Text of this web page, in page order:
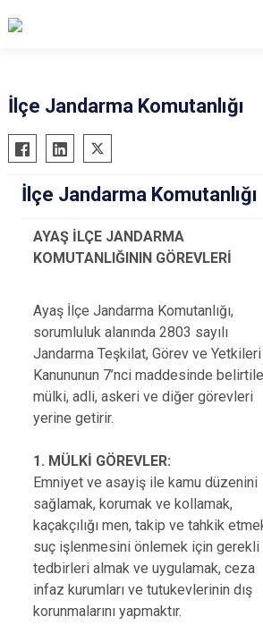
Akyurt
Altındağ
Beypazarı
Çankaya
Çubuk
Elmadağ
Etimesgut
Evren
Güdül
Nallıhan
Polatlı
Sincan
İlçe Jandarma Komutanlığı
İlçe Jandarma Komutanlığı
AYAŞ İLÇE JANDARMA
KOMUTANLIĞININ GÖREVLERİ
Ayaş İlçe Jandarma Komutanlığı,
sorumluluk alanında 2803 sayılı
Jandarma Teşkilat, Görev ve Yetkileri
Kanununun 7’nci maddesinde
mülki, adli, askeri ve diğer görevleri
yerine getirir.
1. MÜLKİ GÖREVLER:
Emniyet ve asayiş ile kamu düzenini
sağlamak, korumak ve kollamak,
kaçakçılığı men, takip ve tahkik
suç işlenmesini önlemek için gerekli
tedbirleri almak ve uygulamak, ceza
infaz kurumları ve tutukevlerinin dış
korunmalarını yapmaktır.